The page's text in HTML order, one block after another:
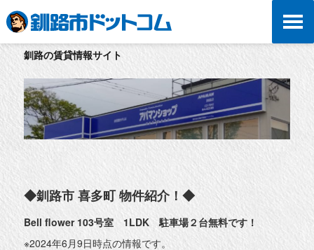
釧路の賃貸情報サイト
◆釧路市 喜多町 物件紹介！◆
Bell flower 103号室 1LDK 駐車場２台無料です！
※2024年6月9日時点の情報です。